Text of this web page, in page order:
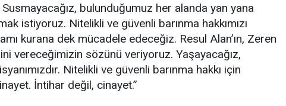
bulunduğumuz her alanda yan yana
istiyoruz. Nitelikli ve güvenli barınma hakkımızı
kurana dek mücadele edeceğiz. Resul Alan’ın, Zeren
vereceğimizin sözünü veriyoruz. Yaşayacağız,
Nitelikli ve güvenli barınma hakkı için
İntihar değil, cinayet.”